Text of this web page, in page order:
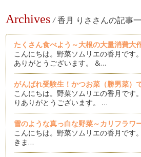
Archives / 香月 りささんの記事
たくさん食べよう～大根の大量消費大
こんにちは。野菜ソムリエの香月です
ありがとうございます。 &…
がんばれ受験生！かつお菜（勝男菜）
こんにちは。野菜ソムリエの香月です
りありがとうございます。 …
雪のような真っ白な野菜～カリフラワ
こんにちは。野菜ソムリエの香月で
きま…